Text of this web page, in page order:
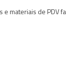
e materiais de